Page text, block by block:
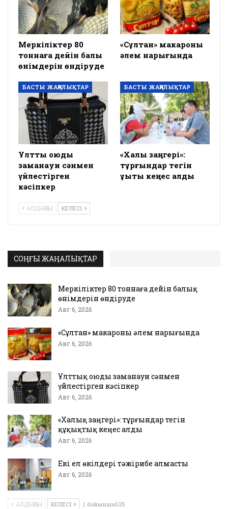
Меркіліктер 80
тоннаға дейін балық
өнімдерін өндіруде
«Сұлтан» макароны
әлем нарығында
БАСТЫ ЖАҢАЛЫҚТАР
Ұлттық оюды
заманауи сәнмен
үйлестірген
кәсіпкер
БАСТЫ ЖАҢАЛЫҚТАР
«Халық заңгері»:
тұрғындар тегін
құқықтық кеңес алды
АЛДЫҢҒЫ КЕЛЕСІ
СОҢҒЫ ЖАҢАЛЫҚТАР
Меркіліктер 80 тоннаға дейін балық
өнімдерін өндіруде
Авг 6, 2026
«Сұлтан» макароны әлем нарығында
Авг 6, 2026
Ұлттық оюды заманауи сәнмен
үйлестірген кәсіпкер
Авг 6, 2026
«Халық заңгері»: тұрғындар тегін
құқықтық кеңес алды
Авг 6, 2026
Екі ел өкілдері тәжірибе алмасты
Авг 6, 2026
АЛДЫҢҒЫ КЕЛЕСІ 1 бойынша525